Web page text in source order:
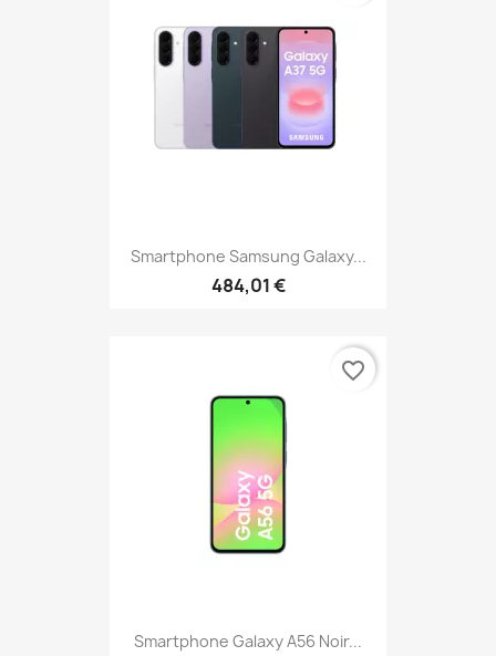
Smartphone Samsung Galaxy...
484,01 €
Smartphone Galaxy A56 Noir...
favorite_border